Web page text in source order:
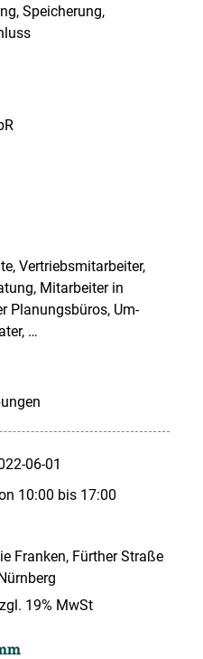
Speicherung,
Vertriebsmitarbeiter,
Mitarbeiter in
Planungsbüros, Um-
…
06-01
10:00 bis 17:00
Franken, Fürther Straße
19% MwSt